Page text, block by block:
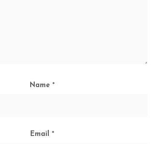
Name *
Email *